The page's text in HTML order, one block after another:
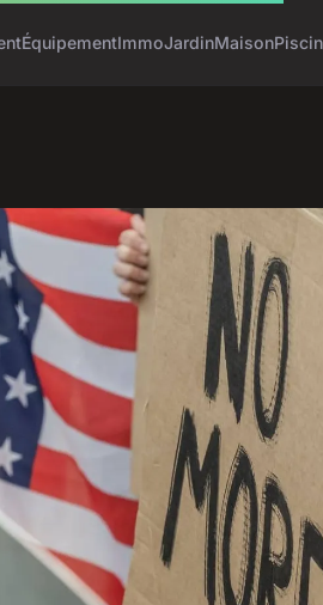
ÉquipementImmoJardinMaison